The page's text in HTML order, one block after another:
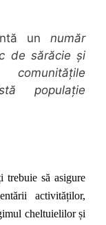
unnumăr
de sărăcie și
populație
trebuie să asigure
activităților,
cheltuielilor și